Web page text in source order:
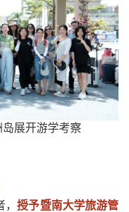
展开游学考察
，授予暨南大学旅游管